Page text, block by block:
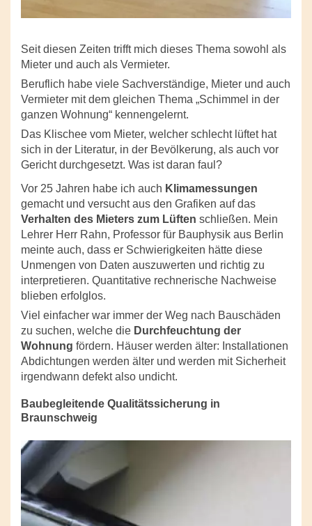
Seit diesen Zeiten trifft mich dieses Thema sowohl als
Mieter und auch als Vermieter.
Beruflich habe viele Sachverständige, Mieter und auch
Vermieter mit dem gleichen Thema „Schimmel in der
ganzen Wohnung“ kennengelernt.
Das Klischee vom Mieter, welcher schlecht lüftet hat
sich in der Literatur, in der Bevölkerung, als auch vor
Gericht durchgesetzt. Was ist daran faul?
Vor 25 Jahren habe ich auch Klimamessungen
gemacht und versucht aus den Grafiken auf das
Verhalten des Mieters zum Lüften schließen. Mein
Lehrer Herr Rahn, Professor für Bauphysik aus Berlin
meinte auch, dass er Schwierigkeiten hätte diese
Unmengen von Daten auszuwerten und richtig zu
interpretieren. Quantitative rechnerische Nachweise
blieben erfolglos.
Viel einfacher war immer der Weg nach Bauschäden
zu suchen, welche die Durchfeuchtung der
Wohnung fördern. Häuser werden älter: Installationen
Abdichtungen werden älter und werden mit Sicherheit
irgendwann defekt also undicht.
Baubegleitende Qualitätssicherung in
Braunschweig